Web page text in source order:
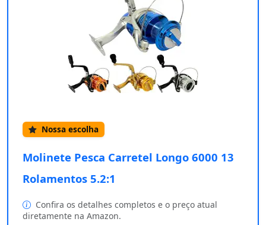
Nossa escolha
Molinete Pesca Carretel Longo 6000 13
Rolamentos 5.2:1
Confira os detalhes completos e o preço atual
diretamente na Amazon.